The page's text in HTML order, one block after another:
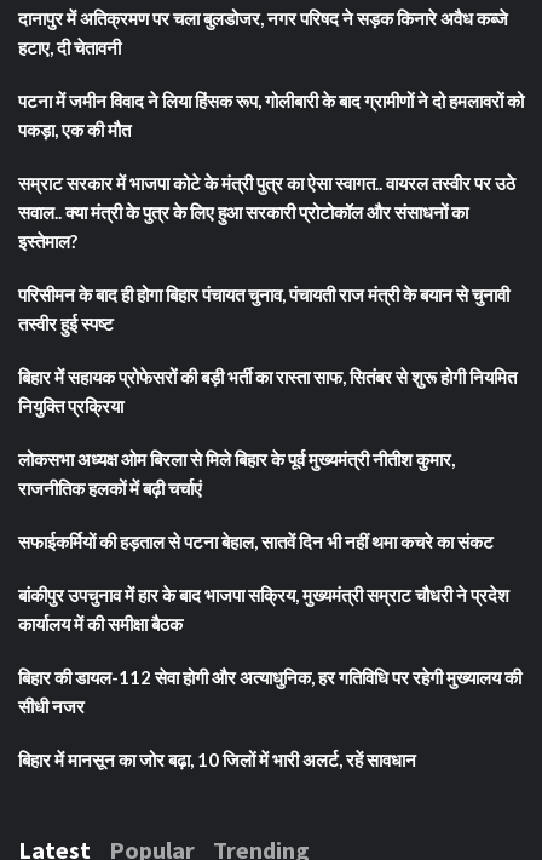
दानापुर में अतिक्रमण पर चला बुलडोजर, नगर परिषद ने सड़क किनारे अवैध कब्जे
हटाए, दी चेतावनी
पटना में जमीन विवाद ने लिया हिंसक रूप, गोलीबारी के बाद ग्रामीणों ने दो हमलावरों को
पकड़ा, एक की मौत
सम्राट सरकार में भाजपा कोटे के मंत्री पुत्र का ऐसा स्वागत.. वायरल तस्वीर पर उठे
सवाल.. क्या मंत्री के पुत्र के लिए हुआ सरकारी प्रोटोकॉल और संसाधनों का
इस्तेमाल?
परिसीमन के बाद ही होगा बिहार पंचायत चुनाव, पंचायती राज मंत्री के बयान से चुनावी
तस्वीर हुई स्पष्ट
बिहार में सहायक प्रोफेसरों की बड़ी भर्ती का रास्ता साफ, सितंबर से शुरू होगी नियमित
नियुक्ति प्रक्रिया
लोकसभा अध्यक्ष ओम बिरला से मिले बिहार के पूर्व मुख्यमंत्री नीतीश कुमार,
राजनीतिक हलकों में बढ़ी चर्चाएं
सफाईकर्मियों की हड़ताल से पटना बेहाल, सातवें दिन भी नहीं थमा कचरे का संकट
बांकीपुर उपचुनाव में हार के बाद भाजपा सक्रिय, मुख्यमंत्री सम्राट चौधरी ने प्रदेश
कार्यालय में की समीक्षा बैठक
बिहार की डायल-112 सेवा होगी और अत्याधुनिक, हर गतिविधि पर रहेगी मुख्यालय की
सीधी नजर
बिहार में मानसून का जोर बढ़ा, 10 जिलों में भारी अलर्ट, रहें सावधान
Latest Popular Trending